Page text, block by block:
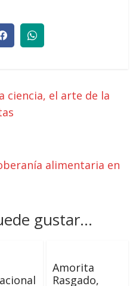
ciencia, el arte de la
alimentaria en
gustar...
Amorita
Rasgado,